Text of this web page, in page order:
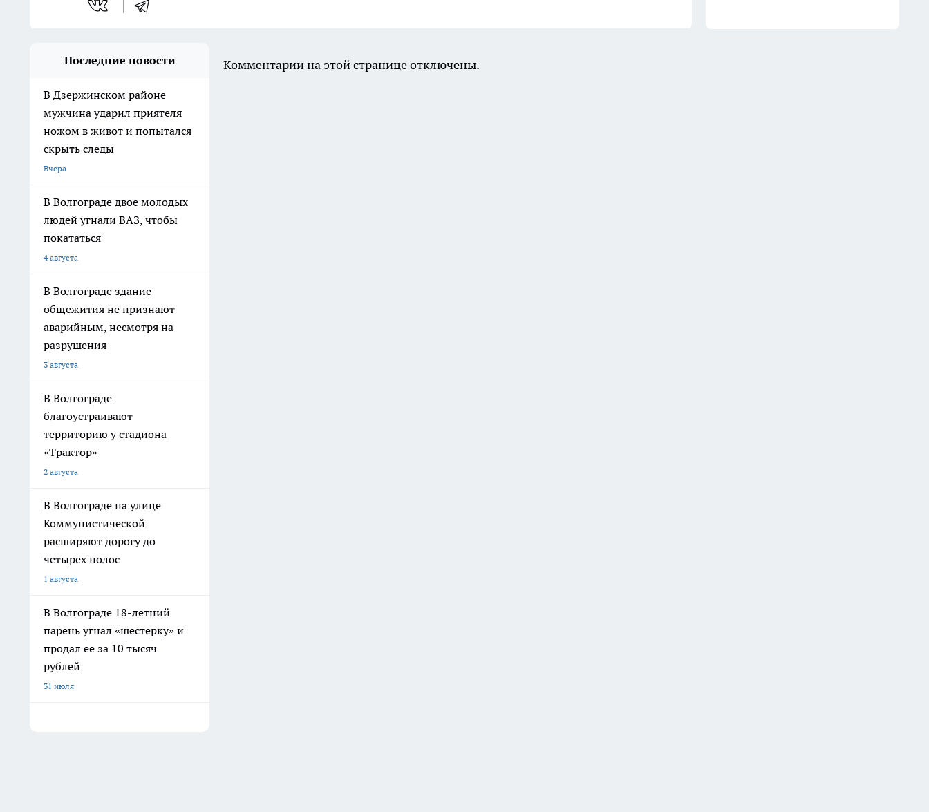
Последние новости
В Дзержинском районе
мужчина ударил приятеля
ножом в живот и попытался
скрыть следы
Вчера
В Волгограде двое молодых
людей угнали ВАЗ, чтобы
покататься
4 августа
В Волгограде здание
общежития не признают
аварийным, несмотря на
разрушения
3 августа
В Волгограде
благоустраивают
территорию у стадиона
«Трактор»
2 августа
В Волгограде на улице
Коммунистической
расширяют дорогу до
четырех полос
1 августа
В Волгограде 18-летний
парень угнал «шестерку» и
продал ее за 10 тысяч
рублей
31 июля
Комментарии на этой странице отключены.